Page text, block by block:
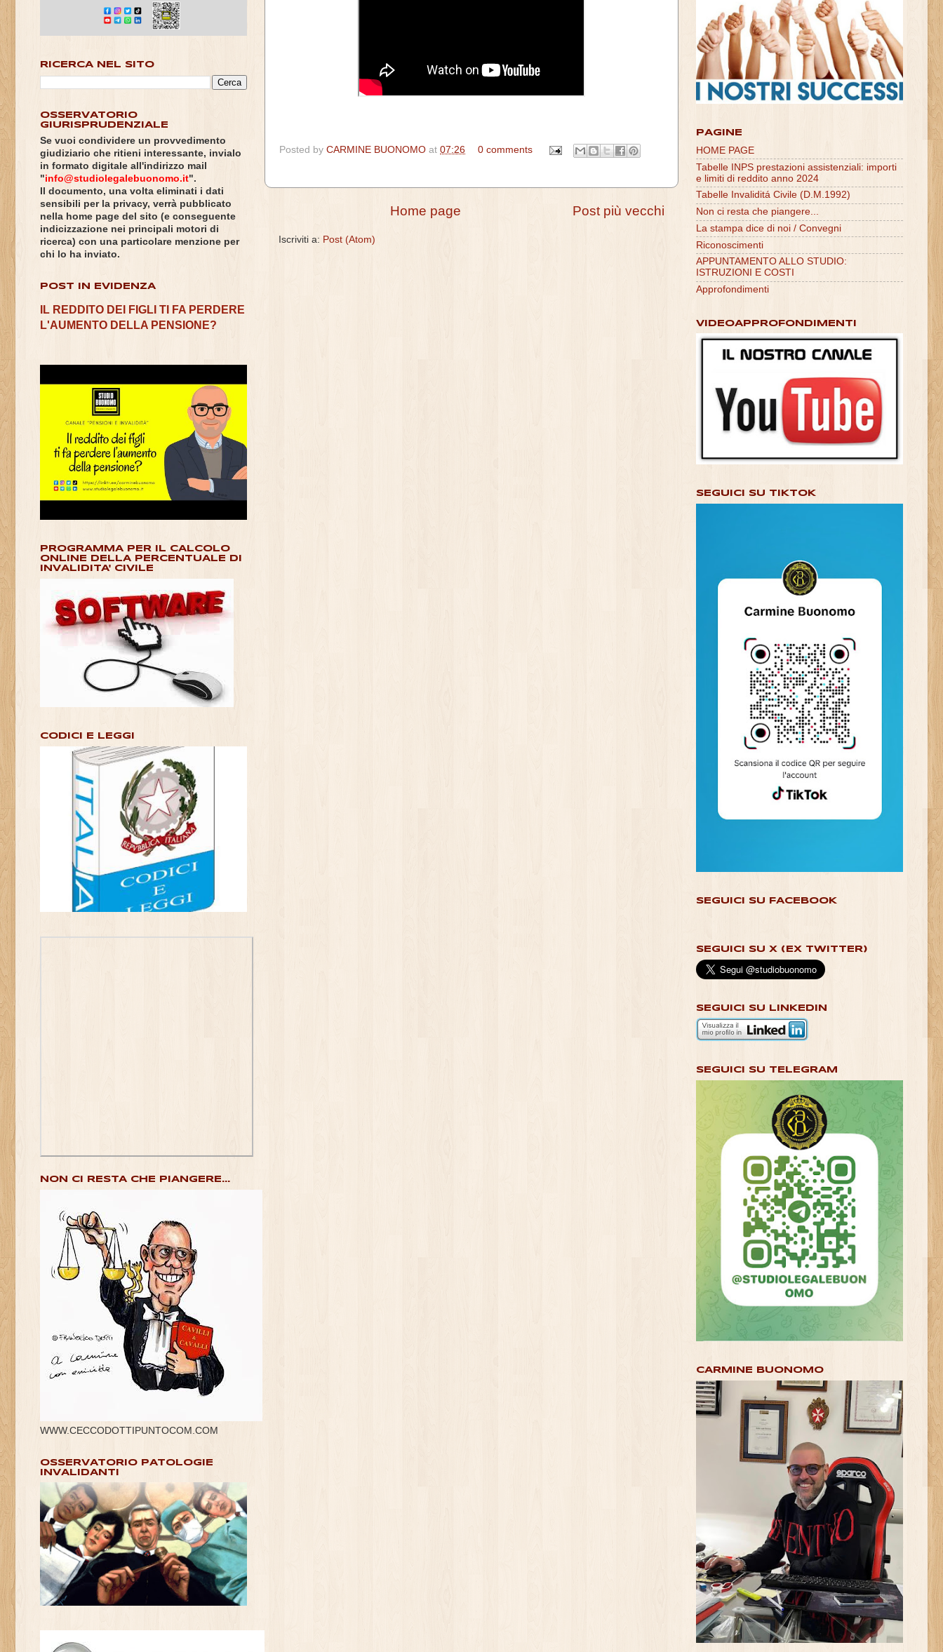
Posted by CARMINE BUONOMO at 07:26 0 comments
Post più vecchi
Home page
Iscriviti a: Post (Atom)
RICERCA NEL SITO
OSSERVATORIO
GIURISPRUDENZIALE
Se vuoi condividere un provvedimento
giudiziario che ritieni interessante, invialo
in formato digitale all'indirizzo mail
"info@studiolegalebuonomo.it".
Il documento, una volta eliminati i dati
sensibili per la privacy, verrà pubblicato
nella home page del sito (e conseguente
indicizzazione nei principali motori di
ricerca) con una particolare menzione per
chi lo ha inviato.
POST IN EVIDENZA
IL REDDITO DEI FIGLI TI FA PERDERE
L'AUMENTO DELLA PENSIONE?
PROGRAMMA PER IL CALCOLO
ONLINE DELLA PERCENTUALE DI
INVALIDITA' CIVILE
CODICI E LEGGI
NON CI RESTA CHE PIANGERE...
WWW.CECCODOTTIPUNTOCOM.COM
OSSERVATORIO PATOLOGIE
INVALIDANTI
PAGINE
HOME PAGE
Tabelle INPS prestazioni assistenziali: importi
e limiti di reddito anno 2024
Tabelle Invaliditá Civile (D.M.1992)
Non ci resta che piangere...
La stampa dice di noi / Convegni
Riconoscimenti
APPUNTAMENTO ALLO STUDIO:
ISTRUZIONI E COSTI
Approfondimenti
VIDEOAPPROFONDIMENTI
SEGUICI SU TIKTOK
SEGUICI SU FACEBOOK
SEGUICI SU X (EX TWITTER)
SEGUICI SU LINKEDIN
SEGUICI SU TELEGRAM
CARMINE BUONOMO